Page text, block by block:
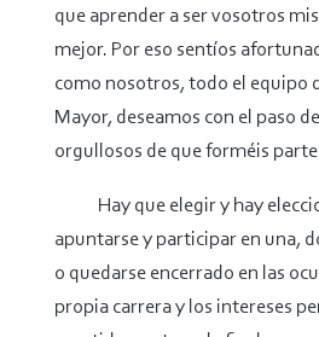
que aprender a ser vosotros
mejor. Por eso sentíos
como nosotros, todo el equipo
Mayor, deseamos con el paso
orgullosos de que forméis
Hay que elegir y hay
apuntarse y participar en una,
o quedarse encerrado en las
propia carrera y los intereses